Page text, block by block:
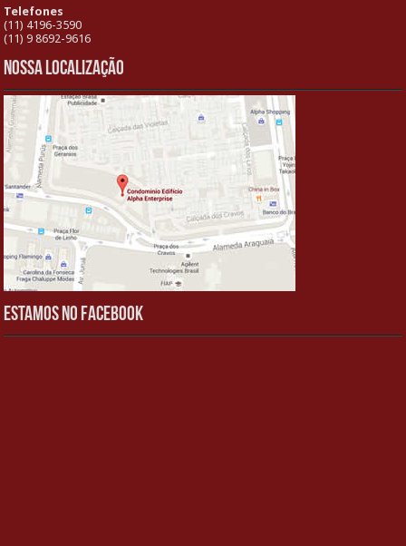
Telefones
(11) 4196-3590
(11) 9 8692-9616
Nossa localização
Estamos no Facebook